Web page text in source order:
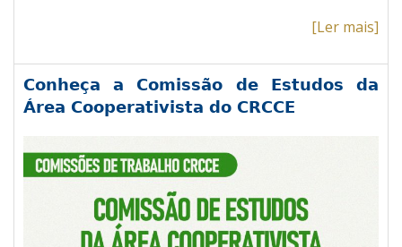
[Ler mais]
Conheça a Comissão de Estudos da
Área Cooperativista do CRCCE